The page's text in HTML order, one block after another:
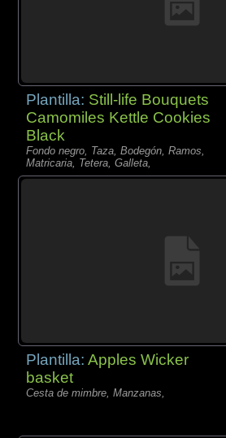
Plantilla: Still-life Bouquets
Camomiles Kettle Cookies
Black
Fondo negro, Taza, Bodegón, Ramos,
Matricaria, Tetera, Galleta,
Plantilla:Apples Wicker
basket
Cesta de mimbre, Manzanas,